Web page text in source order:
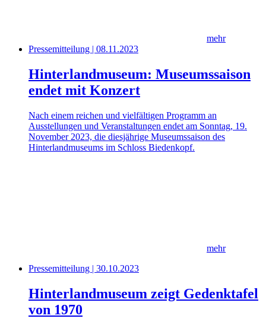
mehr
Pressemitteilung | 08.11.2023
Hinterlandmuseum: Museumssaison
endet mit Konzert
Nach einem reichen und vielfältigen Programm an
Ausstellungen und Veranstaltungen endet am Sonntag, 19.
November 2023, die diesjährige Museumssaison des
Hinterlandmuseums im Schloss Biedenkopf.
mehr
Pressemitteilung | 30.10.2023
Hinterlandmuseum zeigt Gedenktafel
von 1970